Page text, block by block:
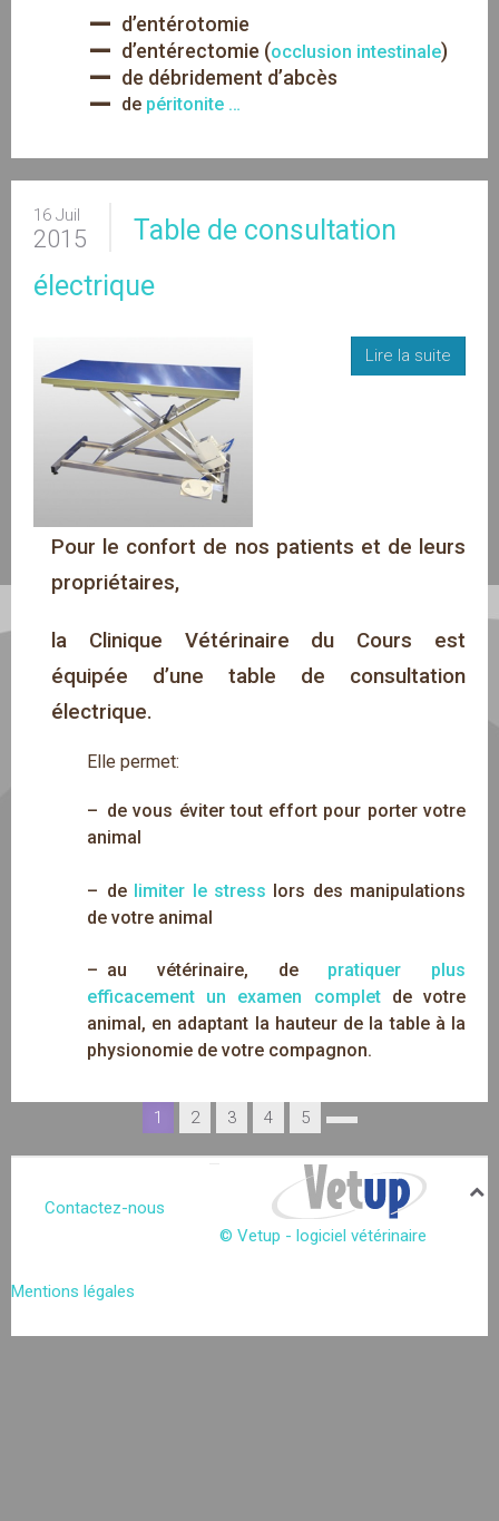
– d’entérotomie
– d’entérectomie (occlusion intestinale)
– de débridement d’abcès
– de péritonite …
16 Juil
2015
Table de consultation
électrique
Pour le confort de nos patients et de leurs
propriétaires,
la Clinique Vétérinaire du Cours est
équipée d’une table de consultation
électrique.
Elle permet:
– de vous éviter tout effort pour porter votre
animal
– de limiter le stress lors des manipulations
de votre animal
– au vétérinaire, de pratiquer plus
efficacement un examen complet de votre
animal, en adaptant la hauteur de la table à la
physionomie de votre compagnon.
Lire la suite
1 2 3 4 5
© Vetup - logiciel vétérinaire
Contactez-nous
Mentions légales